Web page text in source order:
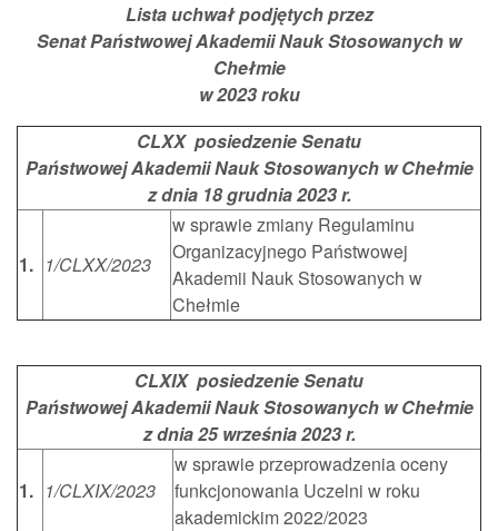
Lista uchwał podjętych przez
Senat Państwowej Akademii Nauk Stosowanych w
Chełmie
w 2023 roku
CLXX posiedzenie Senatu
Państwowej Akademii Nauk Stosowanych w Chełmie
z dnia 18 grudnia 2023 r.
1. 1/CLXX/2023
w sprawie zmiany Regulaminu
Organizacyjnego Państwowej
Akademii Nauk Stosowanych w
Chełmie
CLXIX posiedzenie Senatu
Państwowej Akademii Nauk Stosowanych w Chełmie
z dnia 25 września 2023 r.
1. 1/CLXIX/2023
w sprawie przeprowadzenia oceny
funkcjonowania Uczelni w roku
akademickim 2022/2023